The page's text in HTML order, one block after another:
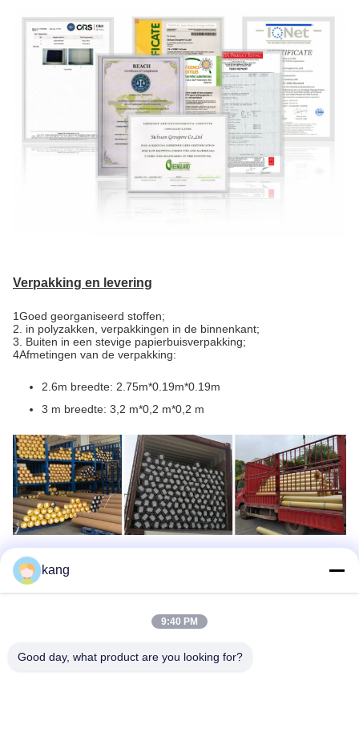
Verpakking en levering
1Goed georganiseerd stoffen;
2. in polyzakken, verpakkingen in de binnenkant;
3. Buiten in een stevige papierbuisverpakking;
4Afmetingen van de verpakking:
2.6m breedte: 2.75m*0.19m*0.19m
3 m breedte: 3,2 m*0,2 m*0,2 m
Taggen:
kang
9:40 PM
Good day, what product are you looking for?